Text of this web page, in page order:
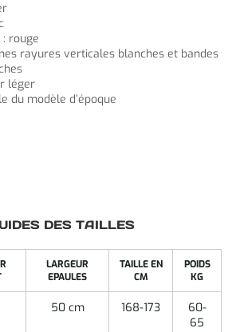
: rouge
rayures verticales blanches et bandes
léger
du modèle d’époque
DES TAILLES
LARGEUR
EPAULES
TAILLE EN
CM
POIDS
KG
50 cm 168-173
60-
65